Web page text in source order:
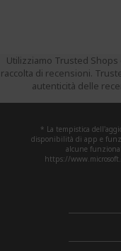
Utilizziamo Trusted
raccolta di recensioni.
autenticità delle
* La tempistica
disponibilità di app e
alcune
https://